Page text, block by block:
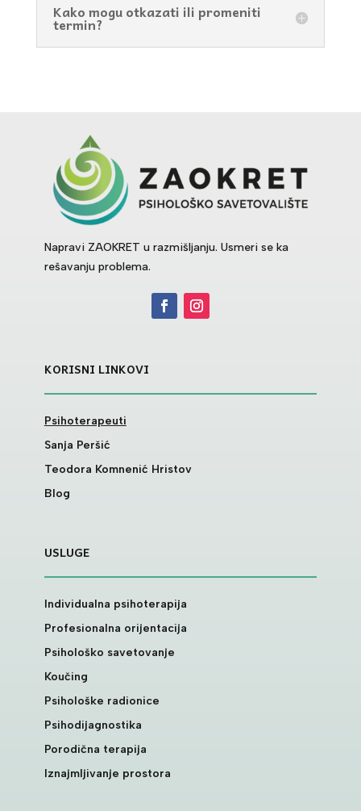
Kako mogu otkazati ili promeniti
termin?
Napravi ZAOKRET u razmišljanju. Usmeri se ka
rešavanju problema.
KORISNI LINKOVI
Psihoterapeuti
Sanja Peršić
Teodora Komnenić Hristov
Blog
USLUGE
Individualna psihoterapija
Profesionalna orijentacija
Psihološko savetovanje
Koučing
Psihološke radionice
Psihodijagnostika
Porodična terapija
Iznajmljivanje prostora